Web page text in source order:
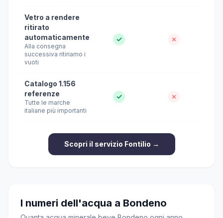
Vetro a rendere
ritirato
automaticamente
Alla consegna
successiva ritiriamo i
vuoti
✓ ✗
Catalogo 1.156
referenze
Tutte le marche
italiane più importanti
✓ ✗
Scopri il servizio Fontilio →
I numeri dell'acqua a Bondeno